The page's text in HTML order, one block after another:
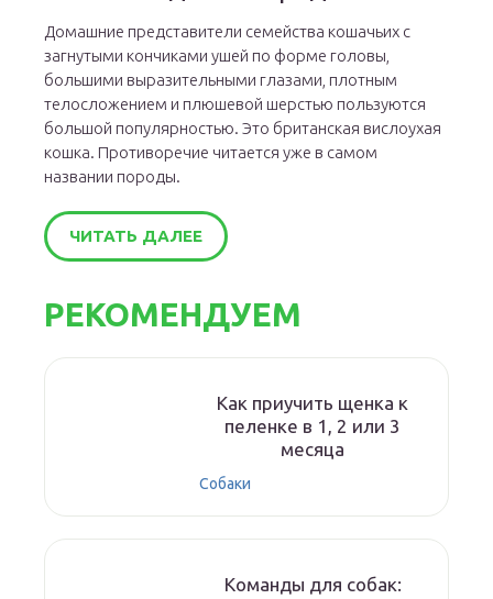
Домашние представители семейства кошачьих с
загнутыми кончиками ушей по форме головы,
большими выразительными глазами, плотным
телосложением и плюшевой шерстью пользуются
большой популярностью. Это британская вислоухая
кошка. Противоречие читается уже в самом
названии породы.
ЧИТАТЬ ДАЛЕЕ
РЕКОМЕНДУЕМ
Как приучить щенка к
пеленке в 1, 2 или 3
месяца
Собаки
Команды для собак: